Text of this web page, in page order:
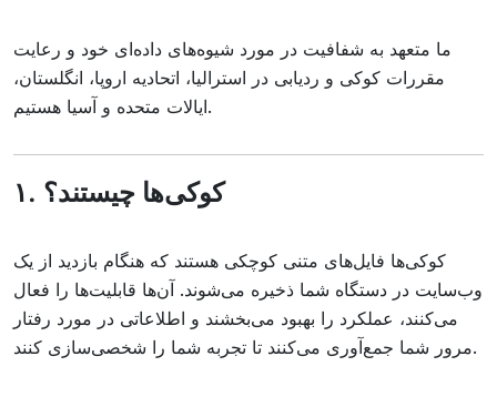
ما متعهد به شفافیت در مورد شیوه‌های داده‌ای خود و رعایت
مقررات کوکی و ردیابی در استرالیا، اتحادیه اروپا، انگلستان،
ایالات متحده و آسیا هستیم.
۱. کوکی‌ها چیستند؟
کوکی‌ها فایل‌های متنی کوچکی هستند که هنگام بازدید از یک
وب‌سایت در دستگاه شما ذخیره می‌شوند. آن‌ها قابلیت‌ها را فعال
می‌کنند، عملکرد را بهبود می‌بخشند و اطلاعاتی در مورد رفتار
مرور شما جمع‌آوری می‌کنند تا تجربه شما را شخصی‌سازی کنند.